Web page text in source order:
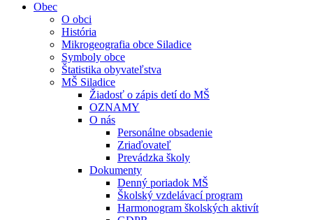
Obec
O obci
História
Mikrogeografia obce Siladice
Symboly obce
Štatistika obyvateľstva
MŠ Siladice
Žiadosť o zápis detí do MŠ
OZNAMY
O nás
Personálne obsadenie
Zriaďovateľ
Prevádzka školy
Dokumenty
Denný poriadok MŠ
Školský vzdelávací program
Harmonogram školských aktivít